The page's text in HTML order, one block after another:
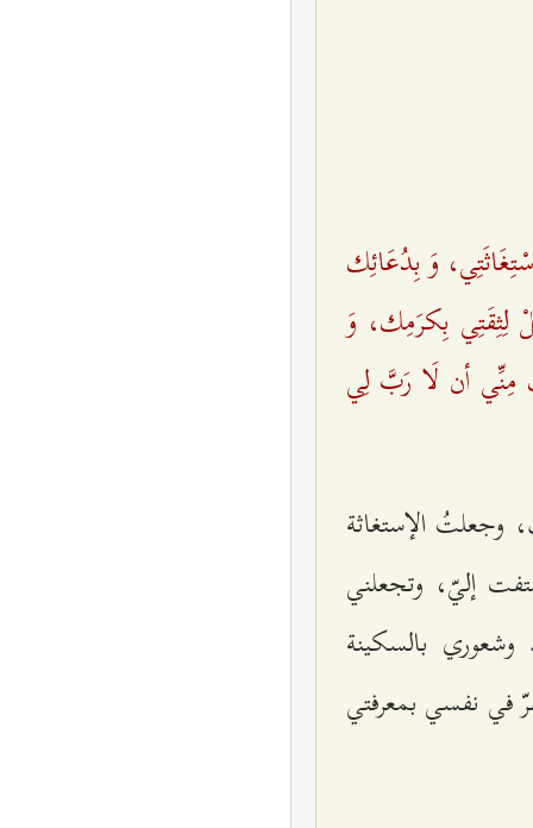
وَ بِدُعَائِك
لِثِقَتِي بِكرَمِك، وَ
مِنِّي أن لَا رَبَّ لِي
الإستغاثة
إليّ، وتجعلني
بالسكينة
في نفسي بمعرفتي